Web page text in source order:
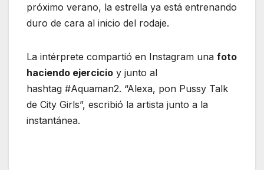
próximo verano, la estrella ya está entrenando
duro de cara al inicio del rodaje.
La intérprete compartió en Instagram una foto
haciendo ejercicio y junto al
hashtag #Aquaman2. “Alexa, pon Pussy Talk
de City Girls”, escribió la artista junto a la
instantánea.